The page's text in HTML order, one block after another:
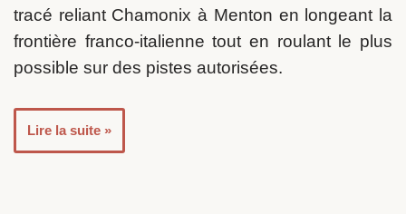
tracé reliant Chamonix à Menton en longeant la
frontière franco-italienne tout en roulant le plus
possible sur des pistes autorisées.
Lire la suite »